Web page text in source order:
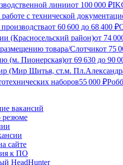
линииот 100 000 ₽
с технической
от 60 600 до 68 400 ₽
(Красносельский район)от 74
товара/Слотчикот 75
(м. Пионерская)от 69 630 до 90
(Мир Шитья, ст.м.
наборов55 000 ₽
вакансий
резюме
сайте
к ПО
HeadHunter